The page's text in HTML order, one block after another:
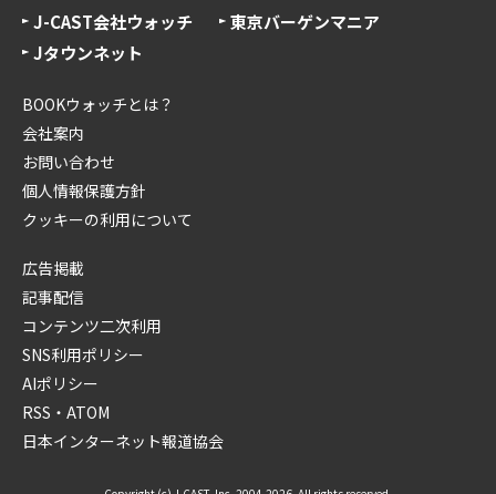
J-CAST会社ウォッチ
東京バーゲンマニア
Jタウンネット
BOOKウォッチとは？
会社案内
お問い合わせ
個人情報保護方針
クッキーの利用について
広告掲載
記事配信
コンテンツ二次利用
SNS利用ポリシー
AIポリシー
RSS・ATOM
日本インターネット報道協会